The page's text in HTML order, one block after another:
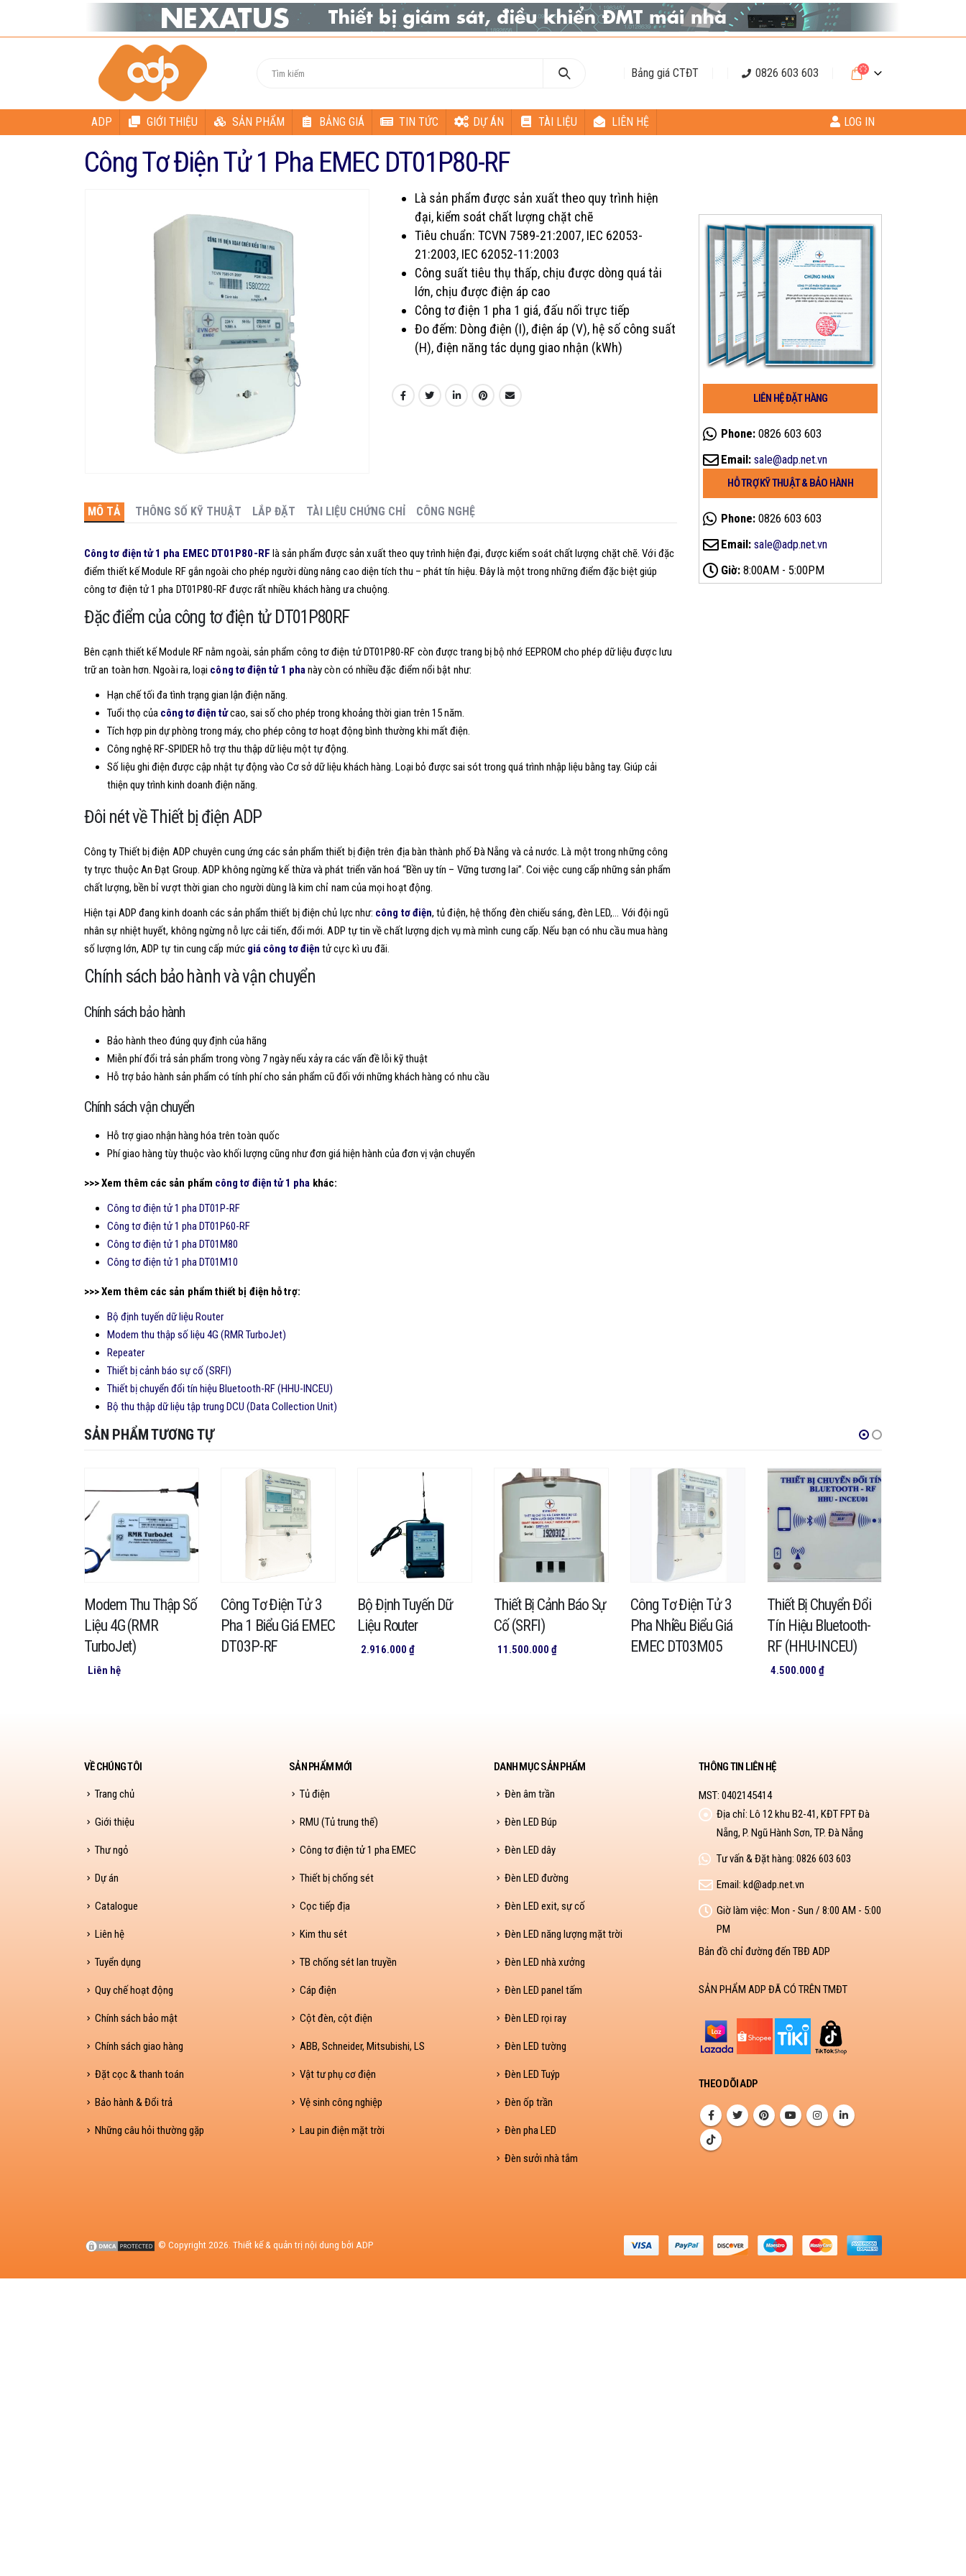
Bảng giá CTĐT 0826 603 603
ADP GIỚI THIỆU SẢN PHẨM BẢNG GIÁ TIN TỨC DỰ ÁN TÀI LIỆU LIÊN HỆ LOG IN
Công Tơ Điện Tử 1 Pha EMEC DT01P80-RF
Là sản phẩm được sản xuất theo quy trình hiện
đại, kiểm soát chất lượng chặt chẽ
Tiêu chuẩn: TCVN 7589-21:2007, IEC 62053-
21:2003, IEC 62052-11:2003
Công suất tiêu thụ thấp, chịu được dòng quá tải
lớn, chịu được điện áp cao
Công tơ điện 1 pha 1 giá, đấu nối trực tiếp
Đo đếm: Dòng điện (I), điện áp (V), hệ số công suất
(H), điện năng tác dụng giao nhận (kWh)
MÔ TẢ THÔNG SỐ KỸ THUẬT LẮP ĐẶT TÀI LIỆU CHỨNG CHỈ CÔNG NGHỆ
Công tơ điện tử 1 pha EMEC DT01P80-RF là sản phẩm được sản xuất theo quy trình hiện đại, được kiểm soát chất lượng chặt chẽ. Với đặc
điểm thiết kế Module RF gắn ngoài cho phép người dùng nâng cao diện tích thu – phát tín hiệu. Đây là một trong những điểm đặc biệt giúp
công tơ điện tử 1 pha DT01P80-RF được rất nhiều khách hàng ưa chuộng.
Đặc điểm của công tơ điện tử DT01P80RF
Bên cạnh thiết kế Module RF nằm ngoài, sản phẩm công tơ điện tử DT01P80-RF còn được trang bị bộ nhớ EEPROM cho phép dữ liệu được lưu
trữ an toàn hơn. Ngoài ra, loại công tơ điện tử 1 pha này còn có nhiều đặc điểm nổi bật như:
Hạn chế tối đa tình trạng gian lận điện năng.
Tuổi thọ của công tơ điện tửcao, sai số cho phép trong khoảng thời gian trên 15 năm.
Tích hợp pin dự phòng trong máy, cho phép công tơ hoạt động bình thường khi mất điện.
Công nghệ RF-SPIDER hỗ trợ thu thập dữ liệu một tự động.
Số liệu ghi điện được cập nhật tự động vào Cơ sở dữ liệu khách hàng. Loại bỏ được sai sót trong quá trình nhập liệu bằng tay. Giúp cải
thiện quy trình kinh doanh điện năng.
Đôi nét về Thiết bị điện ADP
Công ty Thiết bị điện ADP chuyên cung ứng các sản phẩm thiết bị điện trên địa bàn thành phố Đà Nẵng và cả nước. Là một trong những công
ty trực thuộc An Đạt Group. ADP không ngừng kế thừa và phát triển văn hoá “Bền uy tín – Vững tương lai”. Coi việc cung cấp những sản phẩm
chất lượng, bền bỉ vượt thời gian cho người dùng là kim chỉ nam của mọi hoạt động.
Hiện tại ADP đang kinh doanh các sản phẩm thiết bị điện chủ lực như: công tơ điện, tủ điện, hệ thống đèn chiếu sáng, đèn LED,… Với đội ngũ
nhân sự nhiệt huyết, không ngừng nỗ lực cải tiến, đổi mới. ADP tự tin về chất lượng dịch vụ mà mình cung cấp. Nếu bạn có nhu cầu mua hàng
số lượng lớn, ADP tự tin cung cấp mức giá công tơ điện tử cực kì ưu đãi.
Chính sách bảo hành và vận chuyển
Chính sách bảo hành
Bảo hành theo đúng quy định của hãng
Miễn phí đổi trả sản phẩm trong vòng 7 ngày nếu xảy ra các vấn đề lỗi kỹ thuật
Hỗ trợ bảo hành sản phẩm có tính phí cho sản phẩm cũ đối với những khách hàng có nhu cầu
Chính sách vận chuyển
Hỗ trợ giao nhận hàng hóa trên toàn quốc
Phí giao hàng tùy thuộc vào khối lượng cũng như đơn giá hiện hành của đơn vị vận chuyển
>>> Xem thêm các sản phẩm công tơ điện tử 1 pha khác:
Công tơ điện tử 1 pha DT01P-RF
Công tơ điện tử 1 pha DT01P60-RF
Công tơ điện tử 1 pha DT01M80
Công tơ điện tử 1 pha DT01M10
>>> Xem thêm các sản phẩm thiết bị điện hỗ trợ:
Bộ định tuyến dữ liệu Router
Modem thu thập số liệu 4G (RMR TurboJet)
Repeater
Thiết bị cảnh báo sự cố (SRFI)
Thiết bị chuyển đổi tín hiệu Bluetooth-RF (HHU-INCEU)
Bộ thu thập dữ liệu tập trung DCU (Data Collection Unit)
LIÊN HỆ ĐẶT HÀNG
Phone: 0826 603 603
Email: sale@adp.net.vn
HỖ TRỢ KỸ THUẬT & BẢO HÀNH
Phone: 0826 603 603
Email: sale@adp.net.vn
Giờ: 8:00AM - 5:00PM
SẢN PHẨM TƯƠNG TỰ
Modem Thu Thập Số
Liệu 4G (RMR
TurboJet)
Liên hệ
Công Tơ Điện Tử 3
Pha 1 Biểu Giá EMEC
DT03P-RF
Bộ Định Tuyến Dữ
Liệu Router
2.916.000 ₫
Thiết Bị Cảnh Báo Sự
Cố (SRFI)
11.500.000 ₫
Công Tơ Điện Tử 3
Pha Nhiều Biểu Giá
EMEC DT03M05
Thiết Bị Chuyển Đổi
Tín Hiệu Bluetooth-
RF (HHU-INCEU)
4.500.000 ₫
VỀ CHÚNG TÔI
Trang chủ
Giới thiệu
Thư ngỏ
Dự án
Catalogue
Liên hệ
Tuyển dụng
Quy chế hoạt động
Chính sách bảo mật
Chính sách giao hàng
Đặt cọc & thanh toán
Bảo hành & Đổi trả
Những câu hỏi thường gặp
SẢN PHẨM MỚI
Tủ điện
RMU (Tủ trung thế)
Công tơ điện tử 1 pha EMEC
Thiết bị chống sét
Cọc tiếp địa
Kim thu sét
TB chống sét lan truyền
Cáp điện
Cột đèn, cột điện
ABB, Schneider, Mitsubishi, LS
Vật tư phụ cơ điện
Vệ sinh công nghiệp
Lau pin điện mặt trời
DANH MỤC SẢN PHẨM
Đèn âm trần
Đèn LED Búp
Đèn LED dây
Đèn LED đường
Đèn LED exit, sự cố
Đèn LED năng lượng mặt trời
Đèn LED nhà xưởng
Đèn LED panel tấm
Đèn LED rọi ray
Đèn LED tường
Đèn LED Tuýp
Đèn ốp trần
Đèn pha LED
Đèn sưởi nhà tắm
THÔNG TIN LIÊN HỆ
MST: 0402145414
Địa chỉ: Lô 12 khu B2-41, KĐT FPT Đà
Nẵng, P. Ngũ Hành Sơn, TP. Đà Nẵng
Tư vấn & Đặt hàng: 0826 603 603
Email: kd@adp.net.vn
Giờ làm việc: Mon - Sun / 8:00 AM - 5:00
PM
Bản đồ chỉ đường đến TBĐ ADP
SẢN PHẨM ADP ĐÃ CÓ TRÊN TMĐT
THEO DÕI ADP
© Copyright 2026. Thiết kế & quản trị nội dung bởi ADP